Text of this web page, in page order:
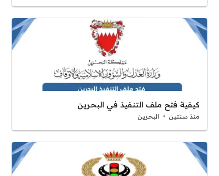
كيفية فتح ملف التنفيذ في البحرين
منذ سنتين البحرين